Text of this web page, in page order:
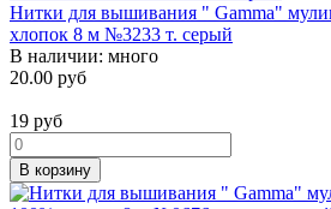
Нитки для вышивания " Gamma"
хлопок 8 м №3233 т. серый
В наличии: много
20.00 руб
19 руб
В корзину